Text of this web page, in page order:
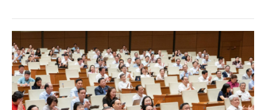
đặt mục tiêu đưa kinh tế biển phát triển nhanh, bền
vững, trở thành động lực quan trọng thúc đẩy tăng
trưởng của tỉnh đến năm 2030, tầm nhìn đến năm
2045.